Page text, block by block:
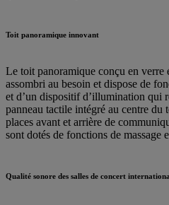
Toit panoramique innovant
Le toit panoramique conçu en verre
assombri au besoin et dispose de
et d’un dispositif d’illumination qui
panneau tactile intégré au centre du
places avant et arrière de
sont dotés de fonctions de massage
Qualité sonore des salles de concert